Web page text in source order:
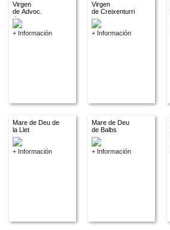
Virgen
de Advoc.
descon.
+ Información
Virgen
de Creixenturri
+ Información
Mare de Deu de
la Llet
+ Información
Mare de Deu
de Balbs
+ Información